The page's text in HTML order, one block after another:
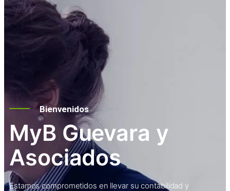
Bienvenidos
MyB Guevara y
Asociados
Estamos comprometidos en llevar su contabilidad y